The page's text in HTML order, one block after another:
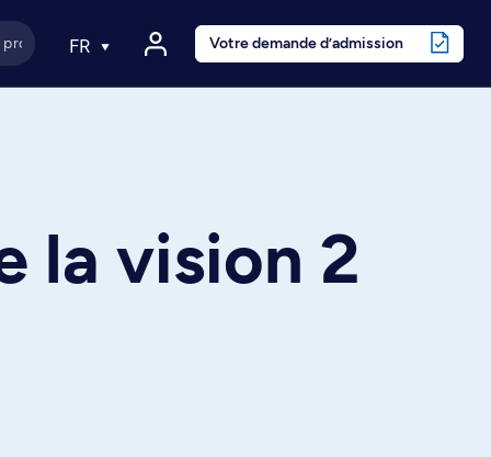
FR Votre demande d’admission
la vision 2